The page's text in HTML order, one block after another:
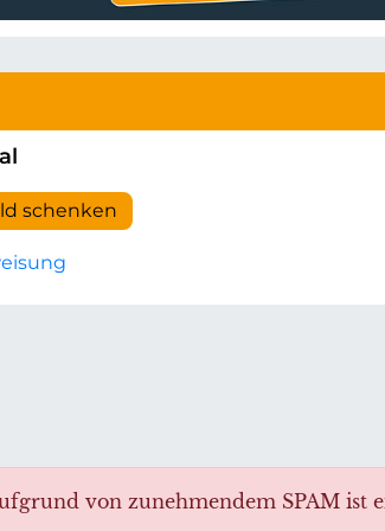
schenken
von zunehmendem SPAM ist